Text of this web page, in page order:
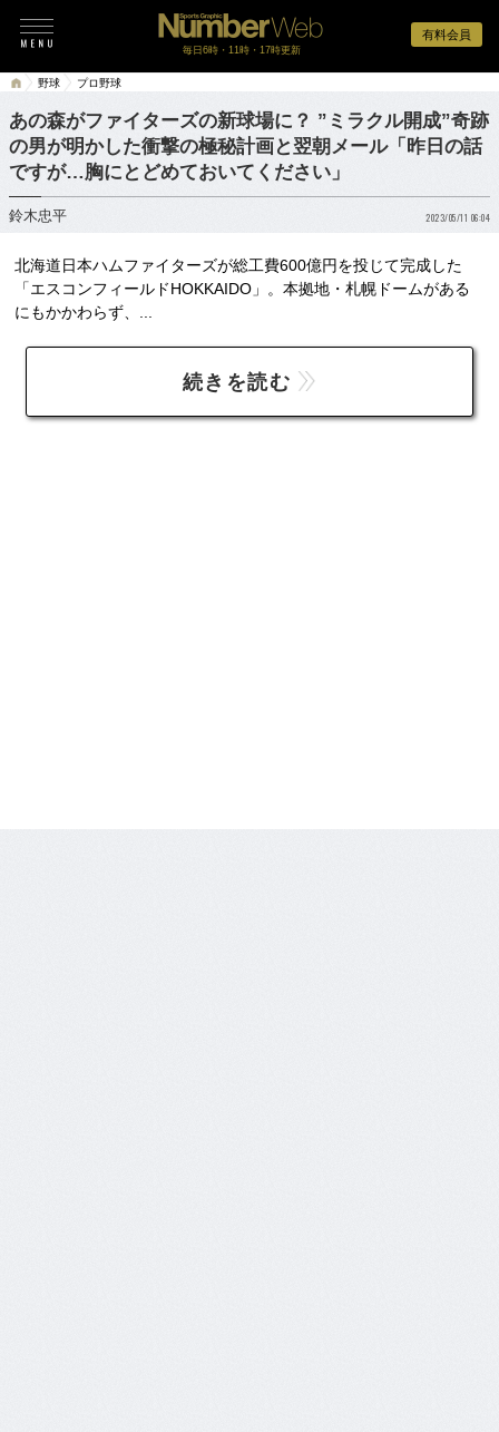
有料会員
毎日6時・11時・17時更新
野球 プロ野球
あの森がファイターズの新球場に？ ”ミラクル開成”奇跡
の男が明かした衝撃の極秘計画と翌朝メール「昨日の話
ですが…胸にとどめておいてください」
鈴木忠平 2023/05/11 06:04
北海道日本ハムファイターズが総工費600億円を投じて完成した
「エスコンフィールドHOKKAIDO」。本拠地・札幌ドームがある
にもかかわらず、...
続きを読む